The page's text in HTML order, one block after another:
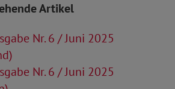
Artikel
Nr. 6 / Juni 2025
Nr. 6 / Juni 2025